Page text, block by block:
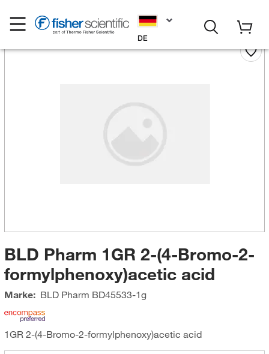
DE
BLD Pharm 1GR 2-(4-Bromo-2-
formylphenoxy)acetic acid
Marke: BLD Pharm BD45533-1g
1GR 2-(4-Bromo-2-formylphenoxy)acetic acid